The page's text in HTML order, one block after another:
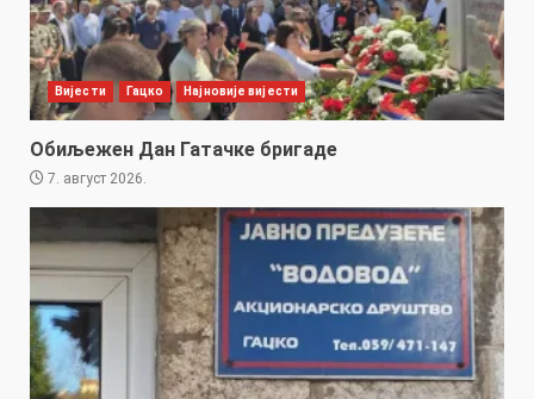
Вијести Гацко Најновије вијести
Обиљежен Дан Гатачке бригаде
7. август 2026.